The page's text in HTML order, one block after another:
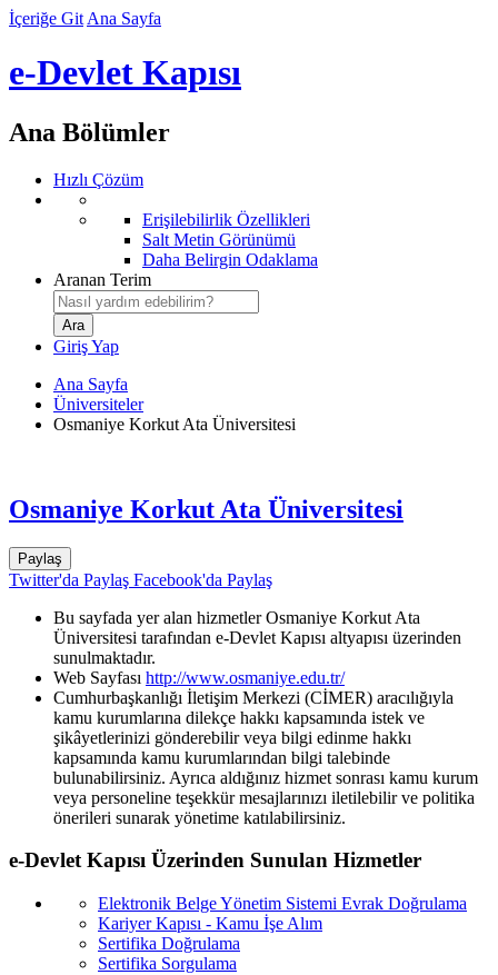
İçeriğe Git Ana Sayfa
e-Devlet Kapısı
Ana Bölümler
Hızlı Çözüm
Erişilebilirlik Özellikleri
Salt Metin Görünümü
Daha Belirgin Odaklama
Aranan Terim
Giriş Yap
Ana Sayfa
Üniversiteler
Osmaniye Korkut Ata Üniversitesi
Osmaniye Korkut Ata Üniversitesi
Paylaş
Twitter'da Paylaş Facebook'da Paylaş
Bu sayfada yer alan hizmetler Osmaniye Korkut Ata
Üniversitesi tarafından e-Devlet Kapısı altyapısı üzerinden
sunulmaktadır.
Web Sayfası http://www.osmaniye.edu.tr/
Cumhurbaşkanlığı İletişim Merkezi (CİMER) aracılığıyla
kamu kurumlarına dilekçe hakkı kapsamında istek ve
şikâyetlerinizi gönderebilir veya bilgi edinme hakkı
kapsamında kamu kurumlarından bilgi talebinde
bulunabilirsiniz. Ayrıca aldığınız hizmet sonrası kamu kurum
veya personeline teşekkür mesajlarınızı iletilebilir ve politika
önerileri sunarak yönetime katılabilirsiniz.
e-Devlet Kapısı Üzerinden Sunulan Hizmetler
Elektronik Belge Yönetim Sistemi Evrak Doğrulama
Kariyer Kapısı - Kamu İşe Alım
Sertifika Doğrulama
Sertifika Sorgulama